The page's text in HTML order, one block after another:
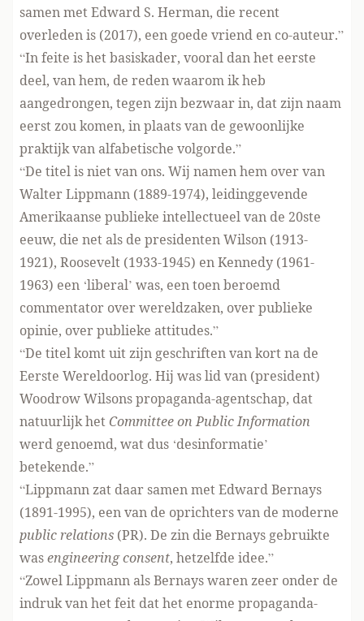
samen met Edward S. Herman, die recent
overleden is (2017), een goede vriend en co-auteur.”
“In feite is het basiskader, vooral dan het eerste
deel, van hem, de reden waarom ik heb
aangedrongen, tegen zijn bezwaar in, dat zijn naam
eerst zou komen, in plaats van de gewoonlijke
praktijk van alfabetische volgorde.”
“De titel is niet van ons. Wij namen hem over van
Walter Lippmann (1889-1974), leidinggevende
Amerikaanse publieke intellectueel van de 20ste
eeuw, die net als de presidenten Wilson (1913-
1921), Roosevelt (1933-1945) en Kennedy (1961-
1963) een ‘liberal’ was, een toen beroemd
commentator over wereldzaken, over publieke
opinie, over publieke attitudes.”
“De titel komt uit zijn geschriften van kort na de
Eerste Wereldoorlog. Hij was lid van (president)
Woodrow Wilsons propaganda-agentschap, dat
natuurlijk het Committee on Public Information
werd genoemd, wat dus ‘desinformatie’
betekende.”
“Lippmann zat daar samen met Edward Bernays
(1891-1995), een van de oprichters van de moderne
public relations (PR). De zin die Bernays gebruikte
wasengineering consent, hetzelfde idee.”
“Zowel Lippmann als Bernays waren zeer onder de
indruk van het feit dat het enorme propaganda-